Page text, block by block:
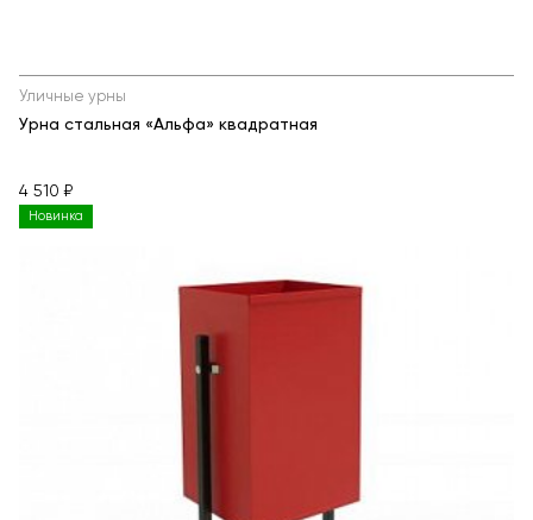
Уличные урны
Урна стальная «Альфа» квадратная
4 510 ₽
Новинка